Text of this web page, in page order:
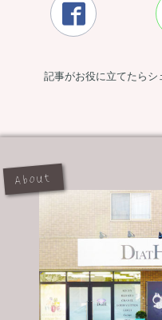

記事がお役に立てたら
About